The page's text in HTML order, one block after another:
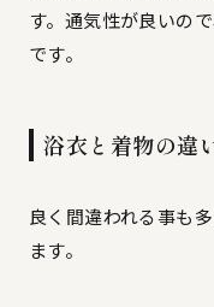
す。通気性が良いの
です。
浴衣と着物の違
良く間違われる事も
ます。